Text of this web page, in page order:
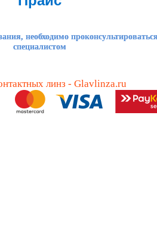
необходимо
специалистом
линз - Glavlinza.ru